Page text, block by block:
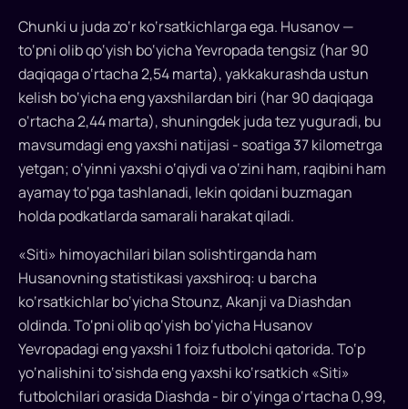
Chunki u juda zo‘r ko‘rsatkichlarga ega. Husanov —
to‘pni olib qo‘yish bo‘yicha Yevropada tengsiz (har 90
daqiqaga o‘rtacha 2,54 marta), yakkakurashda ustun
kelish bo‘yicha eng yaxshilardan biri (har 90 daqiqaga
o‘rtacha 2,44 marta), shuningdek juda tez yuguradi, bu
mavsumdagi eng yaxshi natijasi - soatiga 37 kilometrga
yetgan; o‘yinni yaxshi o‘qiydi va o‘zini ham, raqibini ham
ayamay to‘pga tashlanadi, lekin qoidani buzmagan
holda podkatlarda samarali harakat qiladi.
«Siti» himoyachilari bilan solishtirganda ham
Husanovning statistikasi yaxshiroq: u barcha
ko‘rsatkichlar bo‘yicha Stounz, Akanji va Diashdan
oldinda. To‘pni olib qo‘yish bo‘yicha Husanov
Yevropadagi eng yaxshi 1 foiz futbolchi qatorida. To‘p
yo‘nalishini to‘sishda eng yaxshi ko‘rsatkich «Siti»
futbolchilari orasida Diashda - bir o‘yinga o‘rtacha 0,99,